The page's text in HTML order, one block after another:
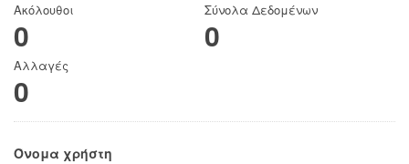
Ακόλουθοι
0
Σύνολα Δεδομένων
0
Αλλαγές
0
Όνομα χρήστη